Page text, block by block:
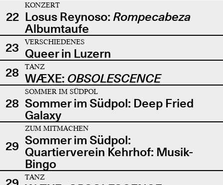
22
KONZERT
Losus Reynoso: Rompecabeza
Albumtaufe
23
VERSCHIEDENES
Queer in Luzern
28
TANZ
WÆXE: OBSOLESCENCE
28
SOMMER IM SÜDPOL
Sommer im Südpol: Deep Fried
Galaxy
29
ZUM MITMACHEN
Sommer im Südpol:
Quartierverein Kehrhof: Musik-
Bingo
TANZ